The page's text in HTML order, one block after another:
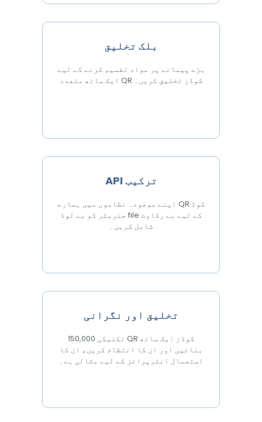
بلک تخلیق
بڑے پیمانے پر مواد تقسیم کرنے کے لیے
ایک ساتھ متعدد QR کوڈز تخلیق کریں۔
API ترکیب
اپنے موجودہ نظاموں میں ہمارے QR کوڈ
جنریٹر کو بے لوڈ file کے لیے بے رکاوٹ
شامل کریں۔
تخلیق اور نگرانی
150,000 تکنیکی QR کوڈز ایک ساتھ
بنائیں اور ان کا انتظام کریں، ان کا
استعمال انٹرپرائز کے لیے مثالی ہے۔